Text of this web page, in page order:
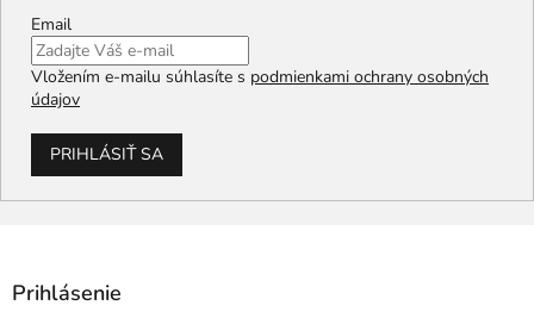
Email
Vložením e-mailu súhlasíte s podmienkami ochrany osobných
údajov
PRIHLÁSIŤ SA
Prihlásenie